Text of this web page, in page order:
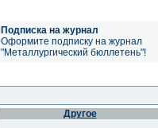
Подписка на журнал
Оформите подписку на журнал
"Металлургический бюллетень"!
Другое